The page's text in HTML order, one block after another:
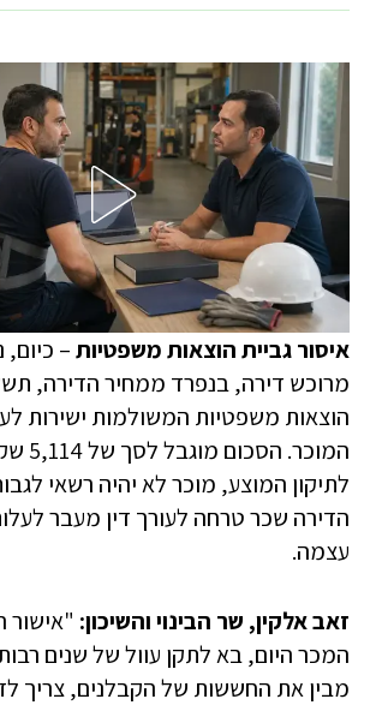
איסור גביית הוצאות משפטיות– כיום,
מרוכש דירה, בנפרד ממחיר הדירה,
הוצאות משפטיות המשולמות ישירות
המוכר.
לתיקון המוצע, מוכר לא יהיה רשאי
הדירה שכר טרחה לעורך דין מעבר
עצמה.
זאב אלקין, שר הבינוי והשיכון: "אישור
המכר היום, בא לתקן עוול של שנים
מבין את החששות של הקבלנים, צריך